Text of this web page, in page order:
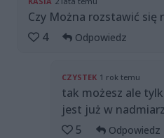
Czy Można rozstawić się
4
Odpowiedz
CZYSTEK 1 rok temu
tak możesz ale
jest już w
5
Odpowiedz